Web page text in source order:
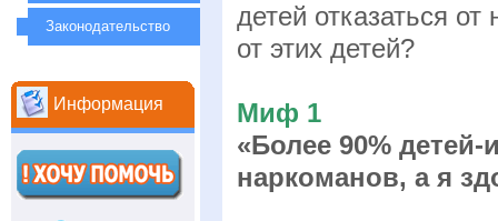
детей отказаться
от этих детей?
Миф 1
«Более 90%
наркоманов, а я
Законодательство
Информация